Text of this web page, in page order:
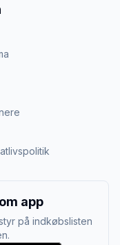
app
på indkøbslisten